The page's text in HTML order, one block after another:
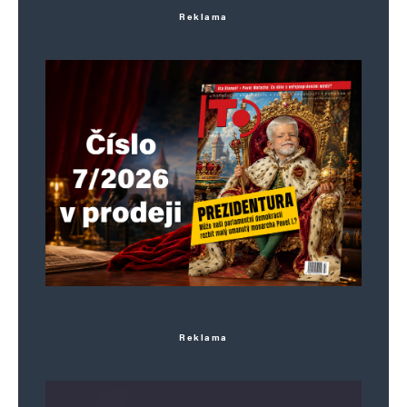
7. 6. 2025 (19:16)
Přesně tak. To co se nelíbí autorovi, na
venkově normálně běží. Takže si pražácí
aspoň trochu přičichnou k tomu jak to jde
kus za Prahou.
Napsat komentář
Reklama
Reklama